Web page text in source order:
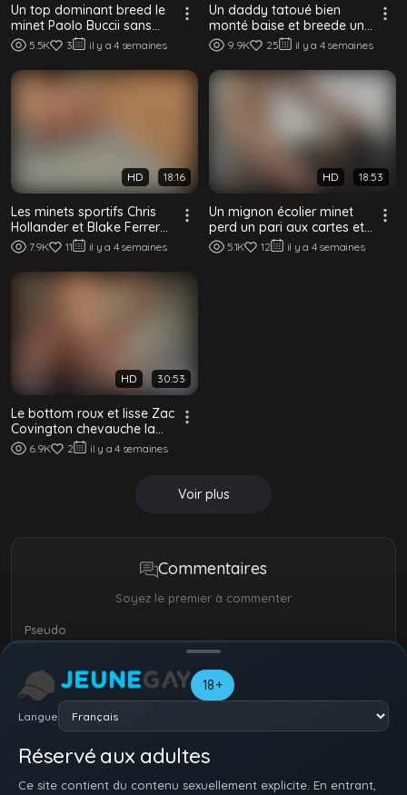
18+
Langue
Réservé aux adultes
Ce site contient du contenu sexuellement explicite. En entrant,
Un top dominant breed le
minet Paolo Buccii sans
capote
5.5K 3 il y a 4 semaines
Un daddy tatoué bien
monté baise et breede un
jeune minet bouclé et lisse
sans capote
9.9K 25 il y a 4 semaines
HD 18:16
Les minets sportifs Chris
Hollander et Blake Ferrer
se sucent et se baisent
sans c...
7.9K 11 il y a 4 semaines
HD 18:53
Un mignon écolier minet
perd un pari aux cartes et
se fait défoncer le trou
lisse ...
5.1K 12 il y a 4 semaines
HD 30:53
Le bottom roux et lisse Zac
Covington chevauche la
grosse bite non circoncise
du d...
6.9K 2 il y a 4 semaines
Voir plus
Commentaires
Soyez le premier à commenter
Pseudo